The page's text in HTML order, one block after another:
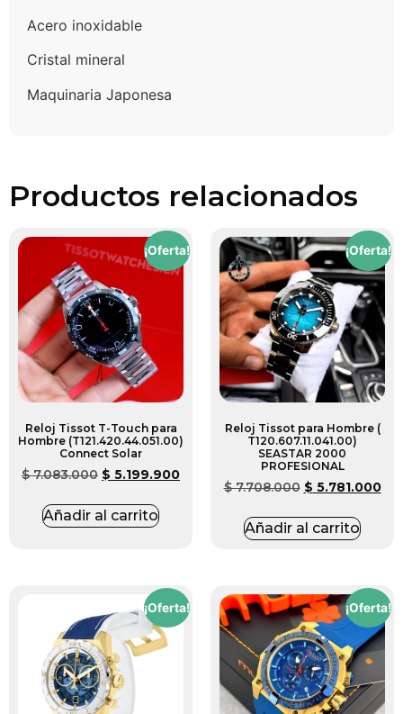
Acero inoxidable
Cristal mineral
Maquinaria Japonesa
Productos relacionados
¡Oferta!
Reloj Tissot T-Touch para
Hombre (T121.420.44.051.00)
Connect Solar
$7.083.000 $ 5.199.900
Añadir al carrito
¡Oferta!
Reloj Tissot para Hombre (
T120.607.11.041.00)
SEASTAR 2000
PROFESIONAL
$7.708.000 $ 5.781.000
Añadir al carrito
¡Oferta! ¡Oferta!